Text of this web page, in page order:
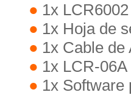
1x
1x Hoja de
1x Cable de
1x LCR-
1x Software